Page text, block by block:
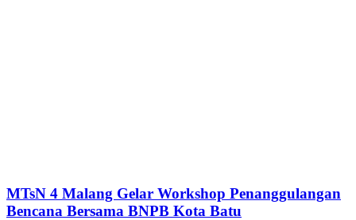
MTsN 4 Malang Gelar Workshop Penanggulangan
Bencana Bersama BNPB Kota Batu